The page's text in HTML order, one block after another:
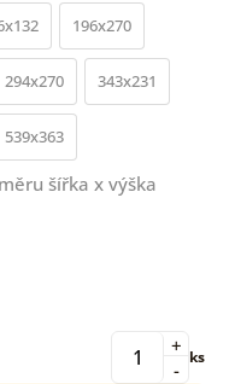
196x270
294x270 343x231
539x363
šířka x výška
-
+ ks